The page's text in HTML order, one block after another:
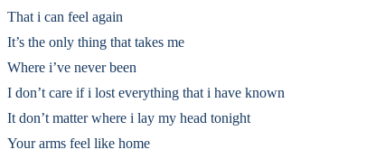
That i can feel again
It’s the only thing that takes me
Where i’ve never been
I don’t care if i lost everything that i have known
It don’t matter where i lay my head tonight
Your arms feel like home